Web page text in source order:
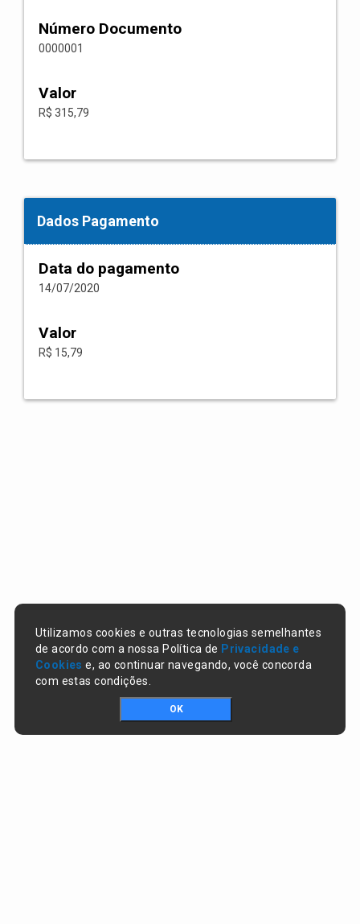
Número Documento
0000001
Valor
R$ 315,79
Dados Pagamento
Data do pagamento
14/07/2020
Valor
R$ 15,79
Utilizamos cookies e outras tecnologias semelhantes
de acordo com a nossa Política de Privacidade e
Cookies e, ao continuar navegando, você concorda
com estas condições.
OK